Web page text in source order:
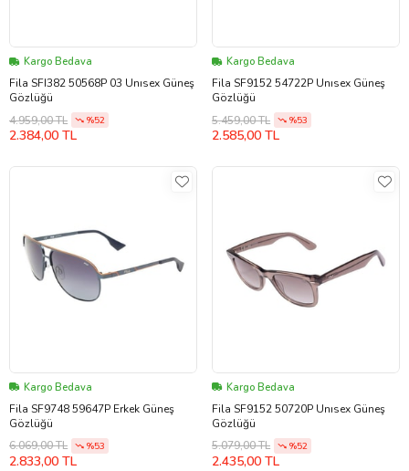
Kargo Bedava
Fila SFI382 50568P 03 Unısex Güneş
Gözlüğü
4.959,00 TL
%52
2.384,00 TL
Kargo Bedava
Fila SF9152 54722P Unısex Güneş
Gözlüğü
5.459,00 TL
%53
2.585,00 TL
Kargo Bedava
Fila SF9748 59647P Erkek Güneş
Gözlüğü
6.069,00 TL
%53
2.833,00 TL
Kargo Bedava
Fila SF9152 50720P Unısex Güneş
Gözlüğü
5.079,00 TL
%52
2.435,00 TL